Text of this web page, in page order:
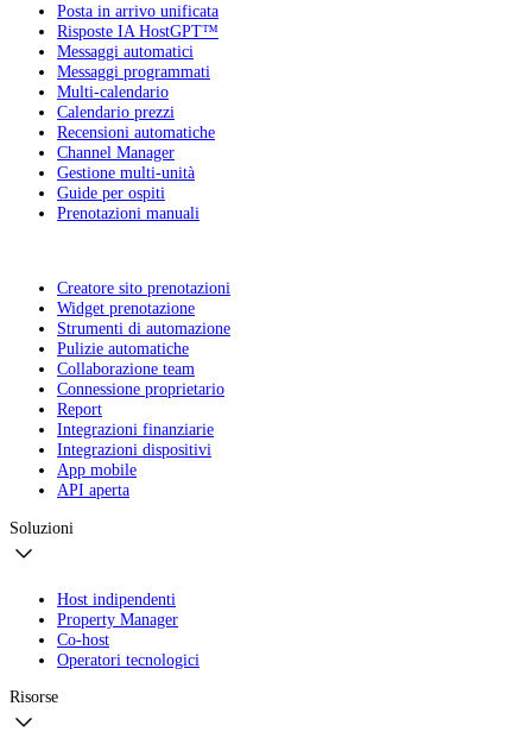
Posta in arrivo unificata
Risposte IA HostGPT™
Messaggi automatici
Messaggi programmati
Multi-calendario
Calendario prezzi
Recensioni automatiche
Channel Manager
Gestione multi-unità
Guide per ospiti
Prenotazioni manuali
Creatore sito prenotazioni
Widget prenotazione
Strumenti di automazione
Pulizie automatiche
Collaborazione team
Connessione proprietario
Report
Integrazioni finanziarie
Integrazioni dispositivi
App mobile
API aperta
Soluzioni
Host indipendenti
Property Manager
Co-host
Operatori tecnologici
Risorse